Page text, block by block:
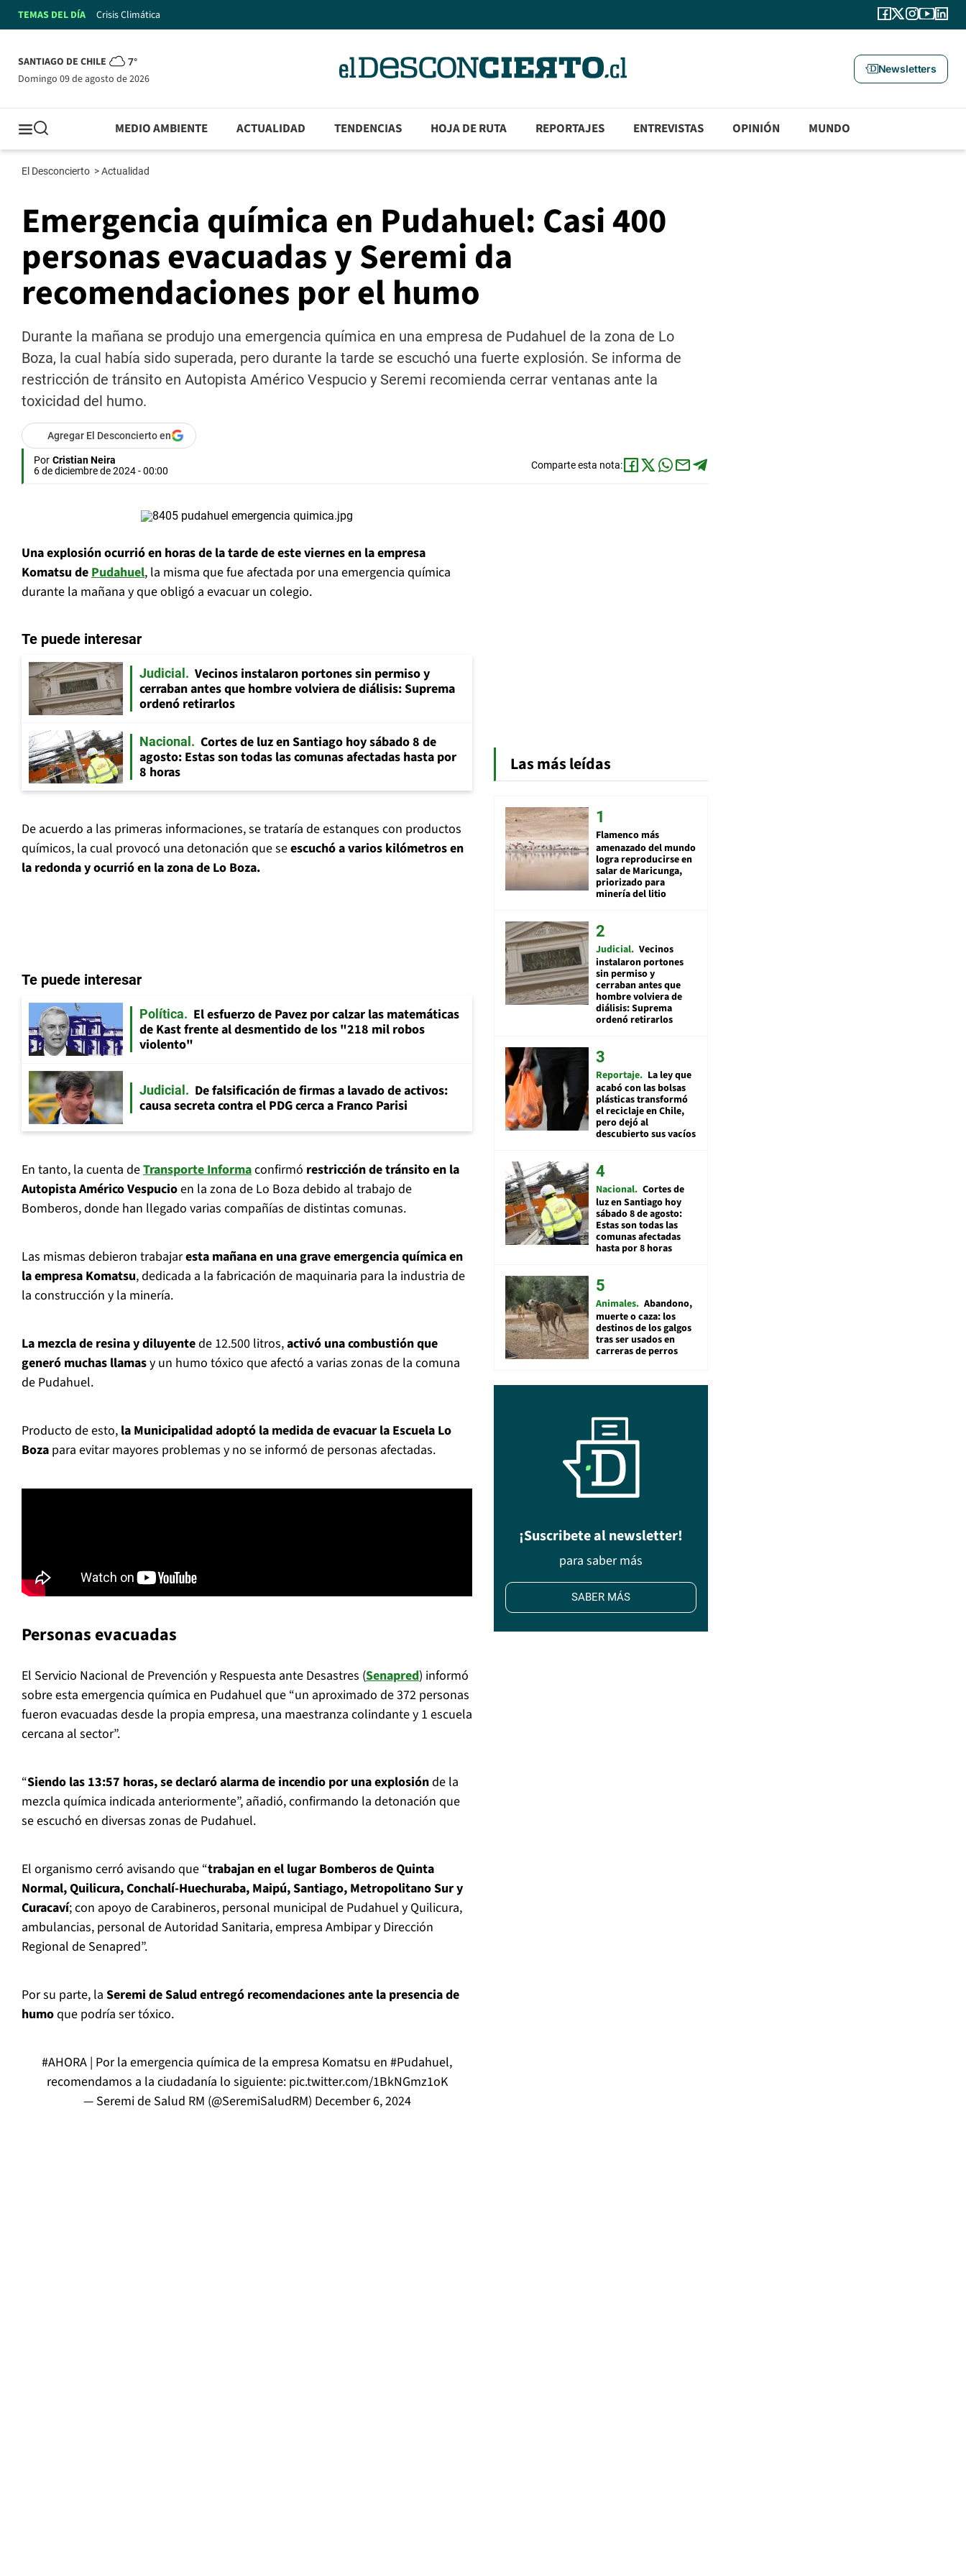
TEMAS DEL DÍA Crisis Climática
SANTIAGO DE CHILE 7°
domingo 09 de agosto de 2026
Newsletters
MEDIO AMBIENTE ACTUALIDAD TENDENCIAS HOJA DE RUTA REPORTAJES ENTREVISTAS OPINIÓN MUNDO
El Desconcierto >Actualidad
Emergencia química en Pudahuel: Casi 400
personas evacuadas y Seremi da
recomendaciones por el humo
Durante la mañana se produjo una emergencia química en una empresa de Pudahuel de la zona de Lo
Boza, la cual había sido superada, pero durante la tarde se escuchó una fuerte explosión. Se informa de
restricción de tránsito en Autopista Américo Vespucio y Seremi recomienda cerrar ventanas ante la
toxicidad del humo.
Agregar El Desconcierto en
Por Cristian Neira
6 de diciembre de 2024 - 00:00
Comparte esta nota:
Una explosión ocurrió en horas de la tarde de este viernes en la empresa
Komatsu dePudahuel, la misma que fue afectada por una emergencia química
durante la mañana y que obligó a evacuar un colegio.
Te puede interesar
Judicial
Vecinos instalaron portones sin permiso y
cerraban antes que hombre volviera de diálisis: Suprema
ordenó retirarlos
Nacional
Cortes de luz en Santiago hoy sábado 8 de
agosto: Estas son todas las comunas afectadas hasta por
8 horas
De acuerdo a las primeras informaciones, se trataría de estanques con productos
químicos, la cual provocó una detonación que seescuchó a varios kilómetros en
la redonda y ocurrió en la zona de Lo Boza.
Te puede interesar
Política
El esfuerzo de Pavez por calzar las matemáticas
de Kast frente al desmentido de los "218 mil robos
violento"
Judicial
De falsificación de firmas a lavado de activos:
causa secreta contra el PDG cerca a Franco Parisi
En tanto, la cuenta deTransporte Informaconfirmó restricción de tránsito en la
Autopista Américo Vespucioen la zona de Lo Boza debido al trabajo de
Bomberos, donde han llegado varias compañías de distintas comunas.
Las mismas debieron trabajaresta mañana en una grave emergencia química en
la empresa Komatsu, dedicada a la fabricación de maquinaria para la industria de
la construcción y la minería.
La mezcla de resina y diluyentede 12.500 litros,activó una combustión que
generó muchas llamasy un humo tóxico que afectó a varias zonas de la comuna
de Pudahuel.
Producto de esto, la Municipalidad adoptó la medida de evacuar la Escuela Lo
Boza para evitar mayores problemas y no se informó de personas afectadas.
Personas evacuadas
El Servicio Nacional de Prevención y Respuesta ante Desastres (Senapred) informó
sobre esta emergencia química en Pudahuel que “un aproximado de 372 personas
fueron evacuadas desde la propia empresa, una maestranza colindante y 1 escuela
cercana al sector”.
“Siendo las 13:57 horas, se declaró alarma de incendio por una explosiónde la
mezcla química indicada anteriormente”, añadió, confirmando la detonación que
se escuchó en diversas zonas de Pudahuel.
El organismo cerró avisando que “trabajan en el lugar Bomberos de Quinta
Normal, Quilicura, Conchalí-Huechuraba, Maipú, Santiago, Metropolitano Sur y
Curacaví; con apoyo de Carabineros, personal municipal de Pudahuel y Quilicura,
ambulancias, personal de Autoridad Sanitaria, empresa Ambipar y Dirección
Regional de Senapred”.
Por su parte, la Seremi de Salud entregó recomendaciones ante la presencia de
humoque podría ser tóxico.
#AHORA | Por la emergencia química de la empresa Komatsu en #Pudahuel,
recomendamos a la ciudadanía lo siguiente: pic.twitter.com/1BkNGmz1oK
— Seremi de Salud RM (@SeremiSaludRM) December 6, 2024
Las más leídas
Flamenco más
amenazado del mundo
logra reproducirse en
salar de Maricunga,
priorizado para
minería del litio
Judicial Vecinos
instalaron portones
sin permiso y
cerraban antes que
hombre volviera de
diálisis: Suprema
ordenó retirarlos
Reportaje La ley que
acabó con las bolsas
plásticas transformó
el reciclaje en Chile,
pero dejó al
descubierto sus vacíos
Nacional Cortes de
luz en Santiago hoy
sábado 8 de agosto:
Estas son todas las
comunas afectadas
hasta por 8 horas
Animales Abandono,
muerte o caza: los
destinos de los galgos
tras ser usados en
carreras de perros
¡Suscribete al newsletter!
para saber más
SABER MÁS